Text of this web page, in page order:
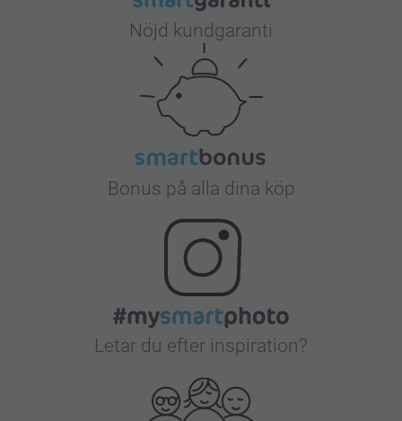
Nöjd kundgaranti
Bonus på alla dina köp
Letar du efter inspiration?